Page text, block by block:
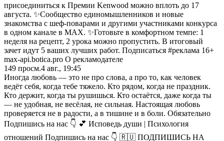
присоединиться к Премии Kenwood можно вплоть до 17
августа. ✨Сообщество единомышленников и новые
знакомства с шеф-поварами и другими участниками конкурса
в одном канале в MAX. ✨Готовьте в комфортном темпе: 1
неделя на рецепт, 2 урока можно пропустить. В итоговый
зачет идут 5 ваших лучших работ. Подписаться #реклама 16+
max-api.botica.pro О рекламодателе
149 просм.4 авг., 19:45
Иногда любовь — это не про слова, а про то, как человек
ведёт себя, когда тебе тяжело. Кто рядом, когда не праздник.
Кто держит, когда ты рушишься. Кто остаётся, даже когда ты
— не удобная, не весёлая, не сильная. Настоящая любовь
проверяется не в радости, а в тишине и в боли. Обязательно
Подпишись на нас 👇 💕 Исповедь души | Психология
отношений Подпишись на нас 👇 🇷🇺 ПОДПИШИСЬ НА